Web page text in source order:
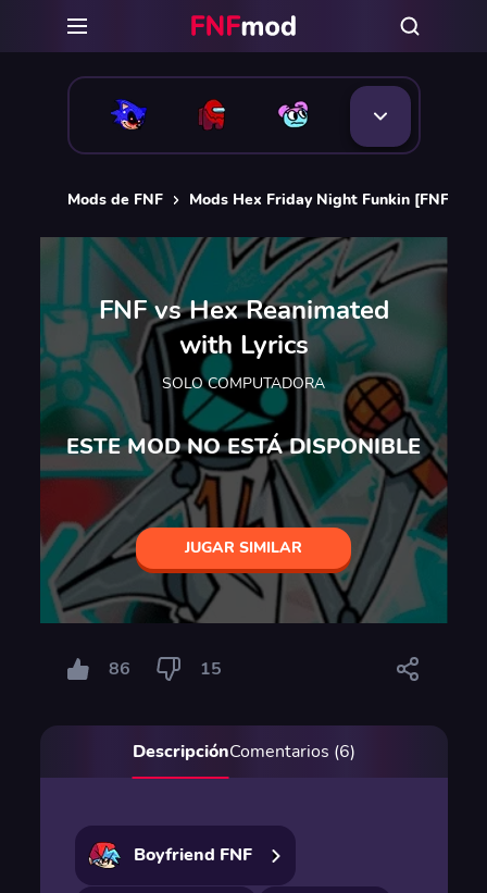
Mods de FNF Mods Hex Friday Night Funkin [FNF]
FNF vs Hex Reanimated
with Lyrics
SOLO COMPUTADORA
ESTE MOD NO ESTÁ DISPONIBLE
JUGAR SIMILAR
86 15
DescripciónComentarios (6)
Boyfriend FNF